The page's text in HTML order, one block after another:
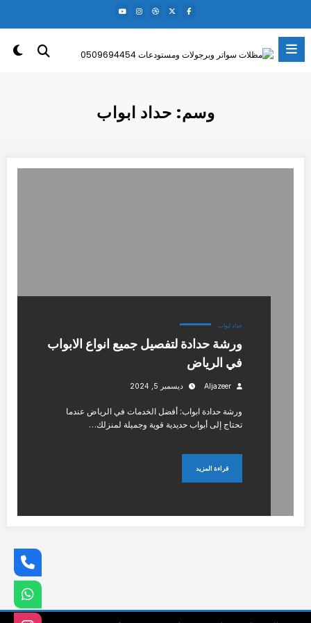
المحتوى
وسم: حداد ابواب
حداد ابواب
ورشة حدادة لتفصيل جميع انواع الابواب
في الرياض
Aljazeer ديسمبر 5, 2024
ورشة حدادة ابواب: أفضل الخدمات في الرياض عندما
تحتاج إلى أبواب حديدية قوية وجميلة لمنزلك…
قراءة المزيد